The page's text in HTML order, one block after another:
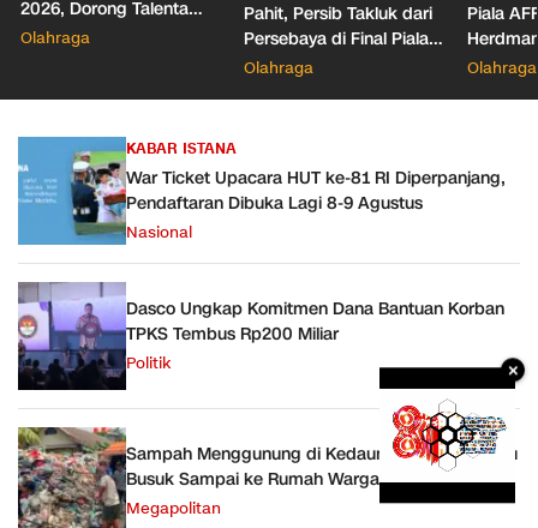
2026, Dorong Talenta
Digital dan Keamanan
Olahraga
Pahit, Persib Takluk dari
Persebaya di Final Piala
Presiden 2026
Olahraga
Piala
Wasit
Olahraga
KABAR ISTANA
War Ticket Upacara HUT ke-81 RI Diperpanjang,
Pendaftaran Dibuka Lagi 8-9 Agustus
Nasional
Dasco Ungkap Komitmen Dana Bantuan Korban
TPKS Tembus Rp200 Miliar
Politik
Sampah Menggunung di Kedaung Kaliangke, Bau
Busuk Sampai ke Rumah Warga
Megapolitan
×